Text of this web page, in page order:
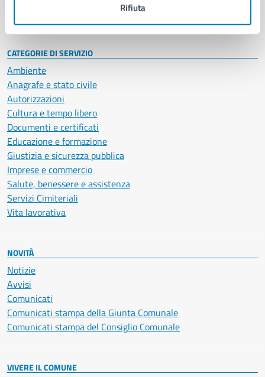
Rifiuta
Intranet, posta aziendale e protocollo
CATEGORIE DI SERVIZIO
Ambiente
Anagrafe e stato civile
Autorizzazioni
Cultura e tempo libero
Documenti e certificati
Educazione e formazione
Giustizia e sicurezza pubblica
Imprese e commercio
Salute, benessere e assistenza
Servizi Cimiteriali
Vita lavorativa
NOVITÀ
Notizie
Avvisi
Comunicati
Comunicati stampa della Giunta Comunale
Comunicati stampa del Consiglio Comunale
VIVERE IL COMUNE